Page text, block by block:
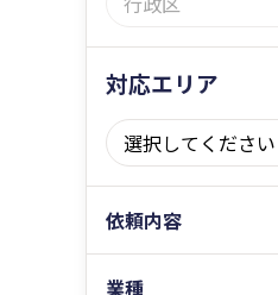
対応エリア
依頼内容
業種